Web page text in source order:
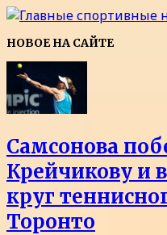
НОВОЕ НА САЙТЕ
Самсонова
Крейчикову и
круг
Торонто